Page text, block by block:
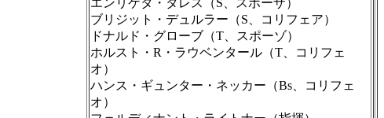
ブリジット・デュルラー（S、コリフェア）
ドナルド・グローブ（T、スポーゾ）
ホルスト・R・ラウベンタール（T、コリフェ
オ）
ハンス・ギュンター・ネッカー（Bs、コリフェ
オ）